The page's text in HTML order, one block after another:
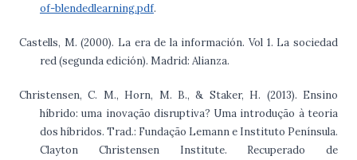
of-blendedlearning.pdf.
Castells, M. (2000). La era de la información. Vol 1. La sociedad
red (segunda edición). Madrid: Alianza.
Christensen, C. M., Horn, M. B., & Staker, H. (2013). Ensino
híbrido: uma inovação disruptiva? Uma introdução à teoria
dos híbridos. Trad.: Fundação Lemann e Instituto Península.
Clayton Christensen Institute. Recuperado de